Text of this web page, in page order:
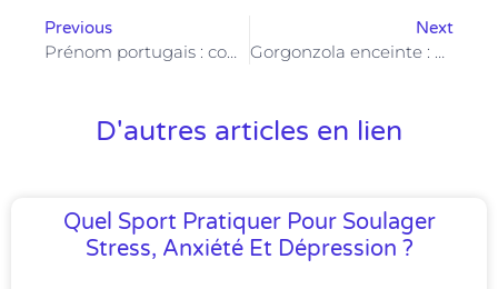
Previous
Prénom portugais : comment choisir un prénom qui respecte la tradition et la modernité
Next
Gorgonzola enceinte : quels risques pour la future maman et son bébé ?
D'autres articles en lien
Quel Sport Pratiquer Pour Soulager
Stress, Anxiété Et Dépression ?